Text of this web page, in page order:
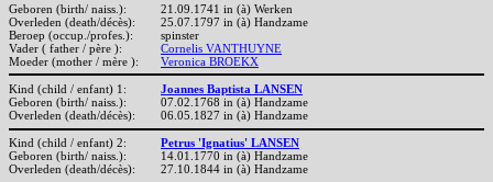
Geboren (birth/ naiss.):
21.09.1741 in (à) Werken
Overleden (death/décès):
25.07.1797 in (à) Handzame
Beroep (occup./profes.):
spinster
Vader ( father / père ):
Cornelis VANTHUYNE
Moeder (mother / mère ):
Veronica BROEKX
Kind (child / enfant) 1:
Joannes Baptista LANSEN
Geboren (birth/ naiss.):
07.02.1768 in (à) Handzame
Overleden (death/décès):
06.05.1827 in (à) Handzame
Kind (child / enfant) 2:
Petrus 'Ignatius' LANSEN
Geboren (birth/ naiss.):
14.01.1770 in (à) Handzame
Overleden (death/décès):
27.10.1844 in (à) Handzame